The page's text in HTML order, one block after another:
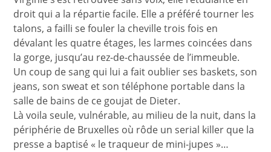
droit qui a la répartie facile. Elle a préféré tourner les
talons, a failli se fouler la cheville trois fois en
dévalant les quatre étages, les larmes coincées dans
la gorge, jusqu’au rez-de-chaussée de l’immeuble.
Un coup de sang qui lui a fait oublier ses baskets, son
jeans, son sweat et son téléphone portable dans la
salle de bains de ce goujat de Dieter.
Là voila seule, vulnérable, au milieu de la nuit, dans la
périphérie de Bruxelles où rôde un serial killer que la
presse a baptisé « le traqueur de mini-jupes »…